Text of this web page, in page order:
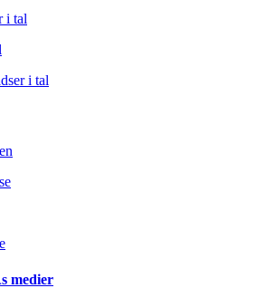
i tal
i tal
medier